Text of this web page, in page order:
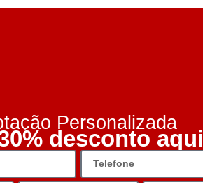
Personalizada
desconto aqui